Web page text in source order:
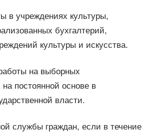
в учреждениях культуры,
бухгалтерий,
культуры и искусства.
на выборных
постоянной основе в
власти.
службы граждан, если в течение